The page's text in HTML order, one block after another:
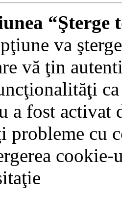
va
vă ţin
a fost
probleme cu